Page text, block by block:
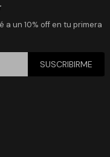
un 10% off en tu primera
SUSCRIBIRME